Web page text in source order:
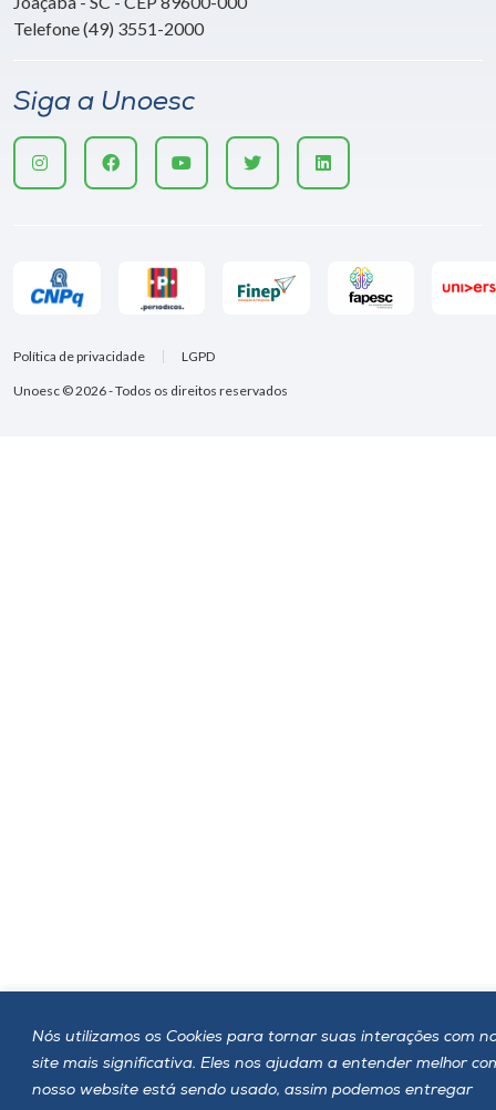
Nós utilizamos os Cookies para tornar suas interações com
site mais significativa. Eles nos ajudam a entender melhor
nosso website está sendo usado, assim podemos entregar
Telefone (49) 3551-2000
Siga a Unoesc
Unoesc © 2026 - Todos os direitos reservados
Política de privacidade LGPD